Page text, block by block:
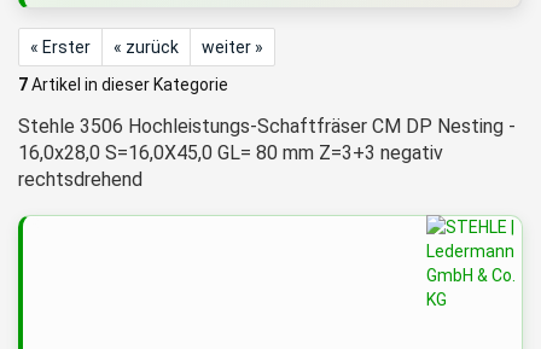
« Erster « zurück
weiter »
7Artikel in dieser Kategorie
Stehle 3506 Hochleistungs-Schaftfräser CM DP Nesting -
16,0x28,0 S=16,0X45,0 GL= 80 mm Z=3+3 negativ
rechtsdrehend